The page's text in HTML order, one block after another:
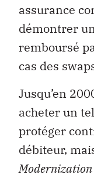
assurance
démontrer
remboursé
cas des
Jusqu’en
acheter un
protéger
débiteur,